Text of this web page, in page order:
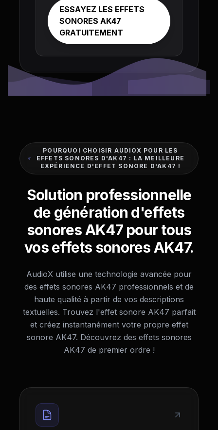
ESSAYEZ LES EFFETS
SONORES AK47
GRATUITEMENT
POURQUOI CHOISIR AUDIOX POUR LES
EFFETS SONORES D'AK47 : LA MEILLEURE
EXPÉRIENCE D'EFFET SONORE D'AK47 !
Solution professionnelle
de génération d'effets
sonores AK47 pour tous
vos effets sonores AK47.
AudioX utilise une technologie avancée pour
des effets sonores AK47 professionnels et de
haute qualité à partir de vos descriptions
textuelles. Trouvez l'effet sonore AK47 parfait
et créez instantanément votre propre effet
sonore AK47. Découvrez des effets sonores
AK47 de premier ordre !